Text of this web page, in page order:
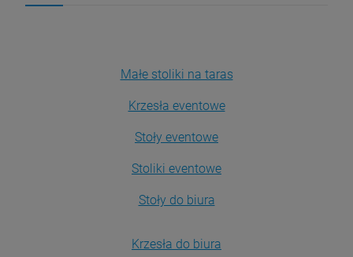
Małe stoliki na taras
Krzesła eventowe
Stoły eventowe
Stoliki eventowe
Stoły do biura
Krzesła do biura